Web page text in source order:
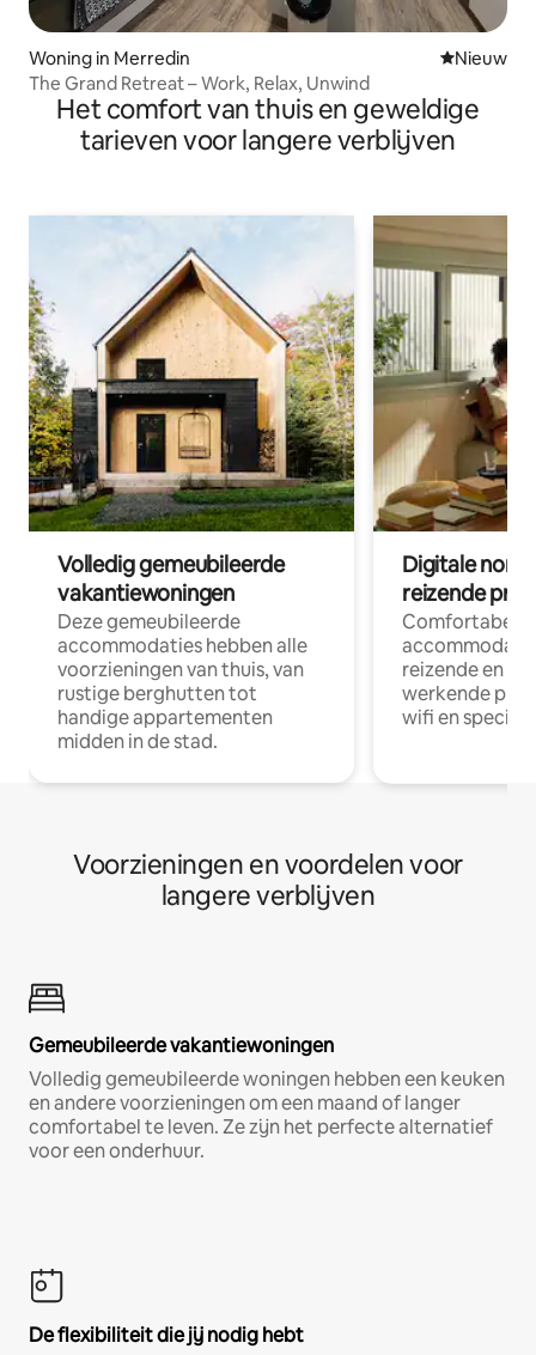
Woning in Merredin Nieuwe
Nieuw
The Grand Retreat – Work, Relax, Unwind
Het comfort van thuis en geweldige
tarieven voor langere verblijven
Volledig gemeubileerde
vakantiewoningen
Deze gemeubileerde
accommodaties hebben alle
voorzieningen van thuis, van
rustige berghutten tot
handige appartementen
midden in de stad.
Digitale
reizende
Comfortabele
reizende en
werkende
wifi en
Voorzieningen en voordelen voor
langere verblijven
Gemeubileerde vakantiewoningen
Volledig gemeubileerde woningen hebben een keuken
en andere voorzieningen om een maand of langer
comfortabel te leven. Ze zijn het perfecte alternatief
voor een onderhuur.
De flexibiliteit die jij nodig hebt